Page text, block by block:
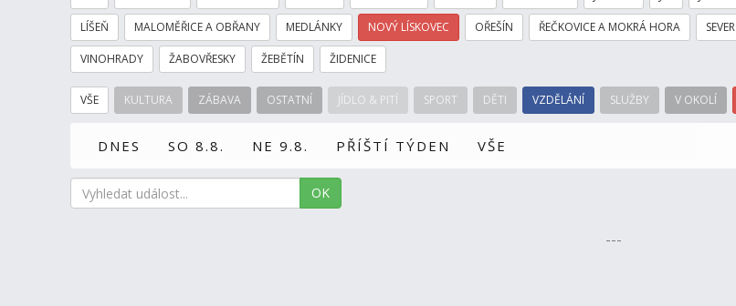
LÍŠEŇ MALOMĚŘICE A OBŘANY MEDLÁNKY NOVÝ LÍSKOVEC OŘEŠÍN ŘEČKOVICE A MOKRÁ HORA SEVER
VINOHRADY ŽABOVŘESKY ŽEBĚTÍN ŽIDENICE
VŠE KULTURA ZÁBAVA OSTATNÍ JÍDLO & PITÍ SPORT DĚTI VZDĚLÁNÍ SLUŽBY V OKOLÍ
DNES SO 8.8. NE 9.8. PŘÍŠTÍ TÝDEN VŠE
OK
---